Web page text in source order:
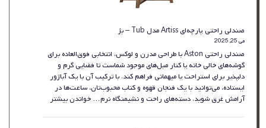
صندلی راحتی پارچه‌ای Artiss مدل Tub – بژ
می 25, 2025
صندلی راحتی Aston با طراحی مدرن و لوکس، انتخابی فوق‌العاده برای
گوشه‌های خالی خانه یا کنار مبل‌های موجود شماست تا فضایی گرم و
دلپذیر برای استراحت یا میهمانی فراهم کند. با ترکیب آن با یک آباژور
ایستاده، می‌توانید با یک فنجان قهوه و کتاب محبوب‌تان، ساعت‌ها در
آرامش غرق شوید. دسته‌های راحت و نشیمنگاه نرم… خواندن بیشتر
راحتی